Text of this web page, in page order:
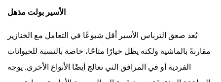
منشأة
لذبح
الخنازير
الأسير بولت مذهل
يُعد صعق الترباس الأسير أقل شيوعًا في التعامل مع الخنازير
مقارنةً بالماشية ولكنه يظل خيارًا متاحًا، خاصة بالنسبة للحيوانات
الفردية أو في المرافق التي تعالج أيضًا الأنواع الأخرى. يوجه